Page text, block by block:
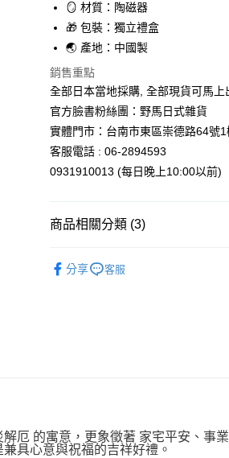
全家取貨付款
每筆NT$65，滿NT$999(含以上)免
每筆NT$65，滿NT$999(含以上)免
7-11取貨付款
每筆NT$65，滿NT$999(含以上)免
🪞 材質：陶磁器
🎁 包裝：獨立禮盒
🌏 產地：中國製
銷售重點
全部日本當地採購, 全部現貨可馬上
官方臉書粉絲團：野馬日式雜貨
實體門市：台南市東區崇德路64號1
客服電話 : 06-2894593
0931910013 (每日晚上10:00以前)
商品相關分類 (3)
分享 客服
厄 的寓意，更象徵著 家宅平安、事業
具心意與祝福的吉祥好禮。